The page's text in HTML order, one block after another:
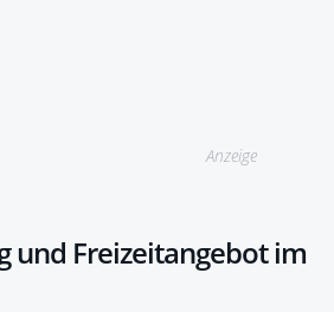
Anzeige
und Freizeitangebot im